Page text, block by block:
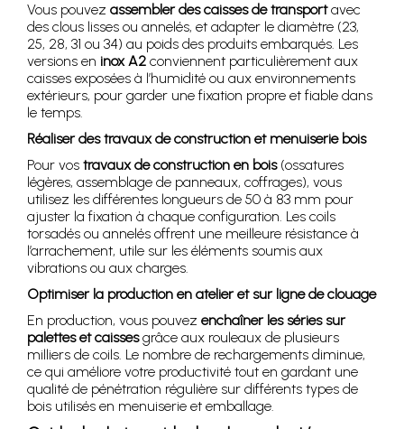
Vous pouvez assembler des caisses de transportavec
des clous lisses ou annelés, et adapter le diamètre (23,
25, 28, 31 ou 34) au poids des produits embarqués. Les
versions en inox A2 conviennent particulièrement aux
caisses exposées à l’humidité ou aux environnements
extérieurs, pour garder une fixation propre et fiable dans
le temps.
Réaliser des travaux de construction et menuiserie bois
Pour vos travaux de construction en bois(ossatures
légères, assemblage de panneaux, coffrages), vous
utilisez les différentes longueurs de 50 à 83 mm pour
ajuster la fixation à chaque configuration. Les coils
torsadés ou annelés offrent une meilleure résistance à
l’arrachement, utile sur les éléments soumis aux
vibrations ou aux charges.
Optimiser la production en atelier et sur ligne de clouage
En production, vous pouvez enchaîner les séries sur
palettes et caissesgrâce aux rouleaux de plusieurs
milliers de coils. Le nombre de rechargements diminue,
ce qui améliore votre productivité tout en gardant une
qualité de pénétration régulière sur différents types de
bois utilisés en menuiserie et emballage.